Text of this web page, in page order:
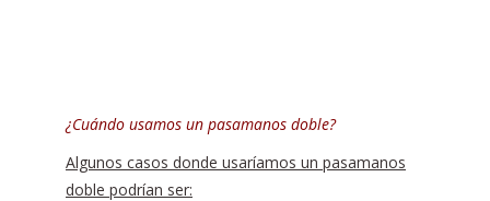
¿Cuándo usamos un pasamanos doble?
Algunos casos donde usaríamos un pasamanos
doble podrían ser: